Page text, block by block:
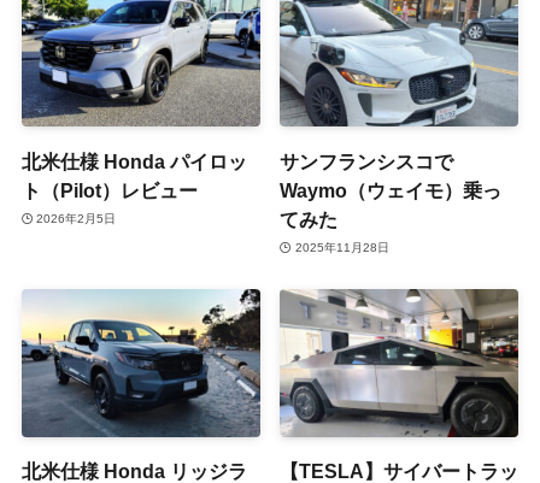
北米仕様 Honda パイロッ
ト（Pilot）レビュー
2026年2月5日
サンフランシスコで
Waymo（ウェイモ）乗っ
てみた
2025年11月28日
北米仕様 Honda リッジラ
【TESLA】サイバートラッ